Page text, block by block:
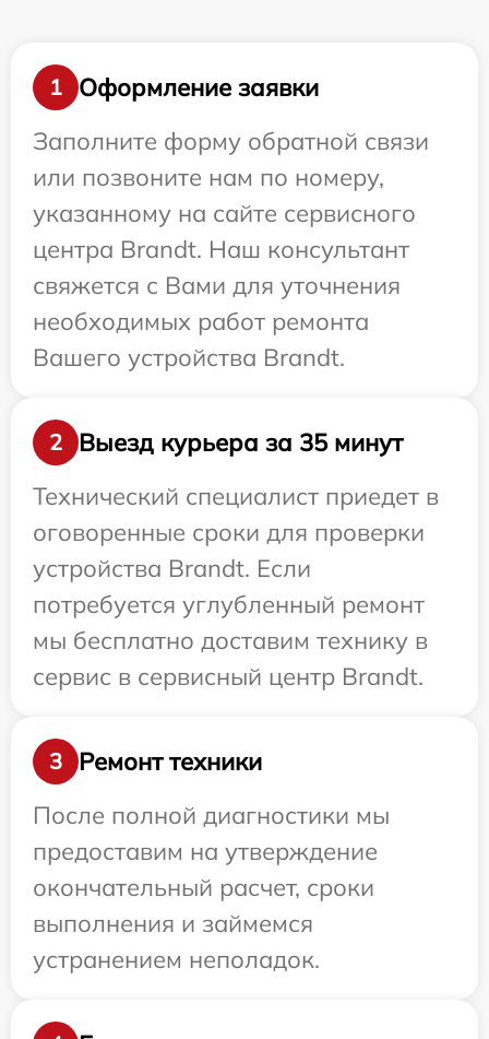
1
Оформление заявки
Заполните форму обратной связи
или позвоните нам по номеру,
указанному на сайте сервисного
центра Brandt. Наш консультант
свяжется с Вами для уточнения
необходимых работ ремонта
Вашего устройства Brandt.
2
Выезд курьера за 35 минут
Технический специалист приедет в
оговоренные сроки для проверки
устройства Brandt. Если
потребуется углубленный ремонт
мы бесплатно доставим технику в
сервис в сервисный центр Brandt.
3
Ремонт техники
После полной диагностики мы
предоставим на утверждение
окончательный расчет, сроки
выполнения и займемся
устранением неполадок.